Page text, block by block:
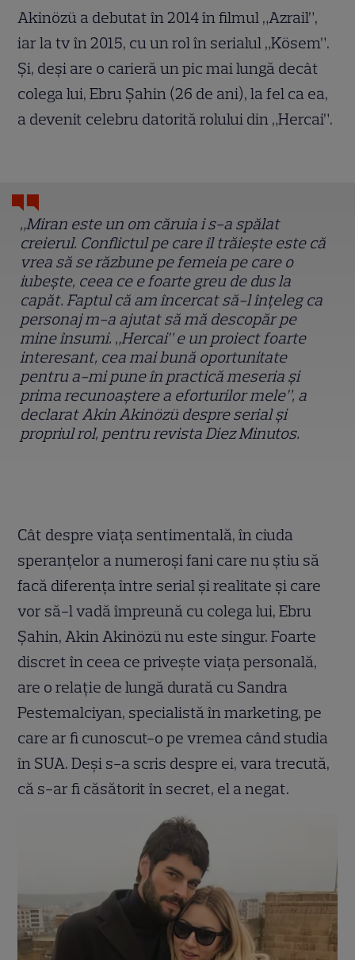
Akinözü a debutat în 2014 în filmul „Azrail”,
iar la tv în 2015, cu un rol în serialul „Kösem”.
Și, deși are o carieră un pic mai lungă decât
colega lui, Ebru Şahin (26 de ani), la fel ca ea,
a devenit celebru datorită rolului din „Hercai”.
„Miran este un om căruia i s-a spălat
creierul. Conflictul pe care îl trăiește este că
vrea să se răzbune pe femeia pe care o
iubește, ceea ce e foarte greu de dus la
capăt. Faptul că am încercat să-l înțeleg ca
personaj m-a ajutat să mă descopăr pe
mine însumi. „Hercai” e un proiect foarte
interesant, cea mai bună oportunitate
pentru a-mi pune în practică meseria și
prima recunoaștere a eforturilor mele”, a
declarat Akin Akinözü despre serial și
propriul rol, pentru revista Diez Minutos.
Cât despre viața sentimentală, în ciuda
speranțelor a numeroși fani care nu știu să
facă diferența între serial și realitate și care
vor să-l vadă împreună cu colega lui, Ebru
Şahin, Akin Akinözü nu este singur. Foarte
discret în ceea ce privește viața personală,
are o relație de lungă durată cu Sandra
Pestemalciyan, specialistă în marketing, pe
care ar fi cunoscut-o pe vremea când studia
în SUA. Deși s-a scris despre ei, vara trecută,
că s-ar fi căsătorit în secret, el a negat.